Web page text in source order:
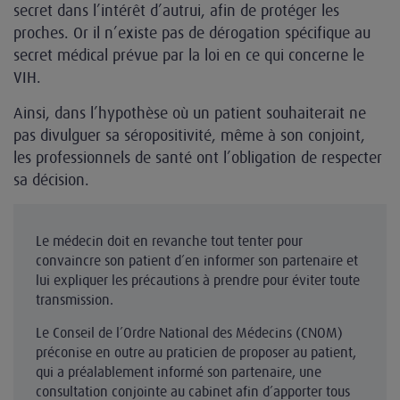
secret dans l’intérêt d’autrui, afin de protéger les
proches. Or il n’existe pas de dérogation spécifique au
secret médical prévue par la loi en ce qui concerne le
VIH.
Ainsi, dans l’hypothèse où un patient souhaiterait ne
pas divulguer sa séropositivité, même à son conjoint,
les professionnels de santé ont l’obligation de respecter
sa décision.
Le médecin doit en revanche tout tenter pour
convaincre son patient d’en informer son partenaire et
lui expliquer les précautions à prendre pour éviter toute
transmission.
Le Conseil de l’Ordre National des Médecins (CNOM)
préconise en outre au praticien de proposer au patient,
qui a préalablement informé son partenaire, une
consultation conjointe au cabinet afin d’apporter tous